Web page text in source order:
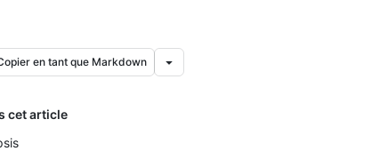
en tant que Markdown
cet article